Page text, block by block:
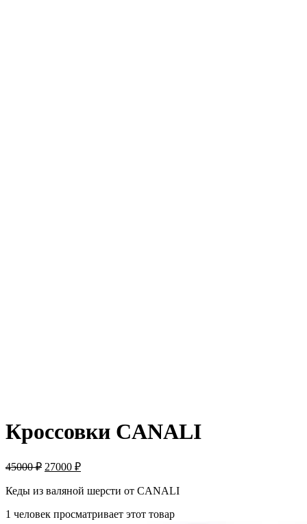
Кроссовки CANALI
45000₽ 27000 ₽
Кеды из валяной шерсти от CANALI
1 человек просматривает этот товар